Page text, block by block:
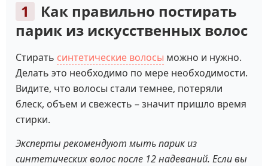
Как правильно постирать
парик из искусственных волос
Стирать синтетические волосы можно и нужно.
Делать это необходимо по мере необходимости.
Видите, что волосы стали темнее, потеряли
блеск, объем и свежесть – значит пришло время
стирки.
Эксперты рекомендуют мыть парик из
синтетических волос после 12 надеваний. Если вы